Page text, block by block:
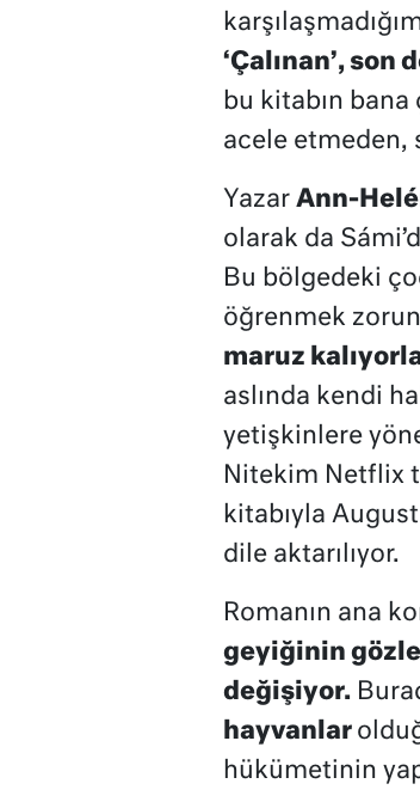
‘Çalınan’,
bu kitabın
acele etmeden,
Yazar Ann-
olarak da
Bu bölgedeki
öğrenmek
maruz
aslında kendi
yetişkinlere
Nitekim Netflix
kitabıyla
dile aktarılıyor.
Romanın ana
geyiğinin
değişiyor.
hayvanlar
hükümetinin